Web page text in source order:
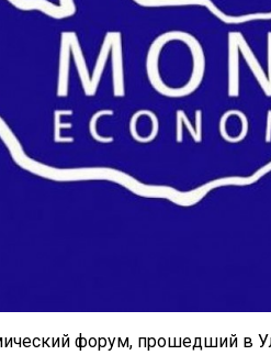
форум, прошедший в